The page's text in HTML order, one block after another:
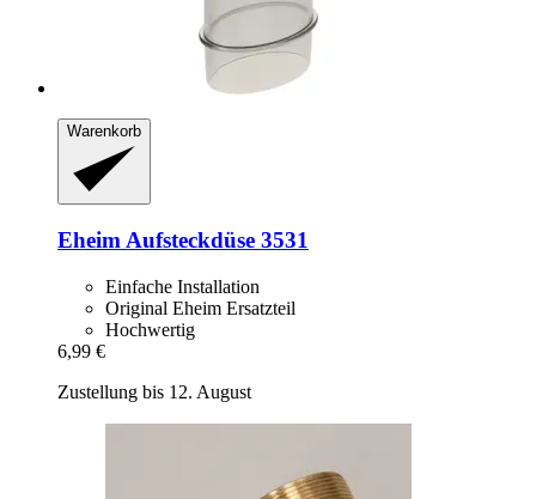
Warenkorb
Eheim Aufsteckdüse 3531
Einfache Installation
Original Eheim Ersatzteil
Hochwertig
6,99 €
Zustellung bis 12. August